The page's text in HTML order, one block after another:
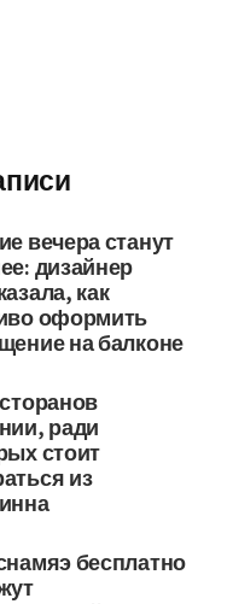
вечера станут
дизайнер
как
оформить
на балконе
ради
стоит
из
бесплатно